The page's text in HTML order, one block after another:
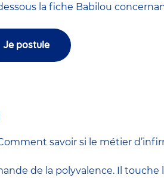
la fiche Babilou
Je postule
savoir si le métier
de la polyvalence. Il touche